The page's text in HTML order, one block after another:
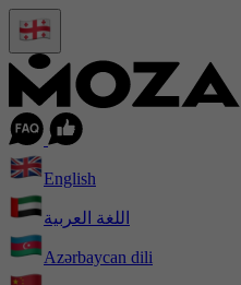
English
اللغة العربية
Azərbaycan dili